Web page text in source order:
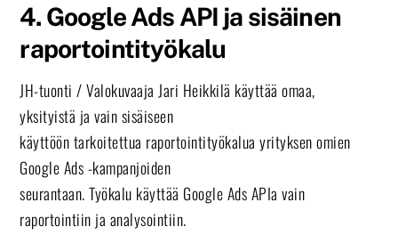
4. Google Ads API ja sisäinen
raportointityökalu
JH-tuonti / Valokuvaaja Jari Heikkilä käyttää omaa,
yksityistä ja vain sisäiseen
käyttöön tarkoitettua raportointityökalua yrityksen omien
Google Ads -kampanjoiden
seurantaan. Työkalu käyttää Google Ads APIa vain
raportointiin ja analysointiin.